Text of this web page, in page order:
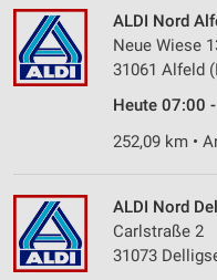
ALDI Nord
Neue Wiese
31061 Alfeld
Heute 07:00
252,09 km •
ALDI Nord
Carlstraße 2
31073